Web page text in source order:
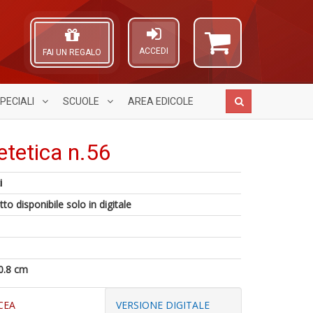
ACCEDI
FAI UN REGALO
SCUOLE AREA EDICOLE
n.56
disponibile solo in digitale
cm
VERSIONE DIGITALE